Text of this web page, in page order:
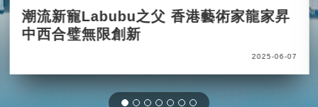
潮流新寵Labubu之父 香港藝術家龍家昇
中西合璧無限創新
2025-06-07